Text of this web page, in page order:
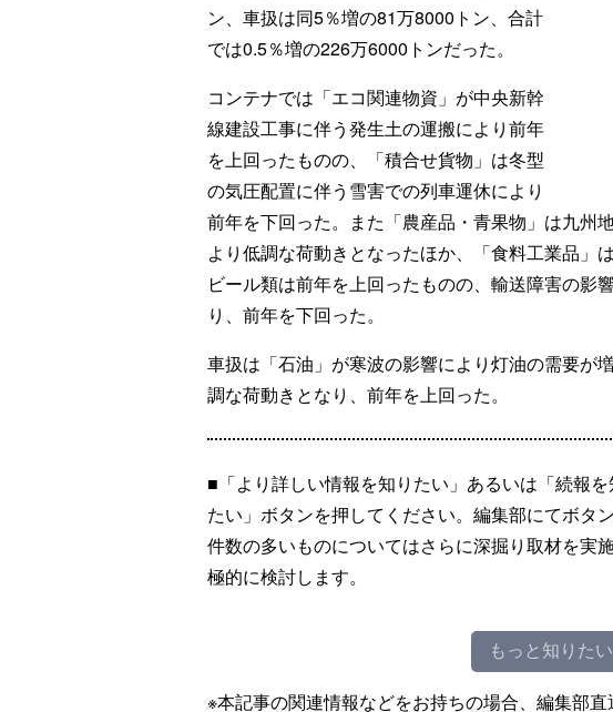
ン、車扱は同5％増の81万8000トン、合計
では0.5％増の226万6000トンだった。
コンテナでは「エコ関連物資」が中央新幹
線建設工事に伴う発生土の運搬により前年
を上回ったものの、「積合せ貨物」は冬型
の気圧配置に伴う雪害での列車運休により
前年を下回った。また「農産品・青果物」は九州
より低調な荷動きとなったほか、「食料工業品」
ビール類は前年を上回ったものの、輸送障害の影
り、前年を下回った。
車扱は「石油」が寒波の影響により灯油の需要が
調な荷動きとなり、前年を上回った。
■「より詳しい情報を知りたい」あるいは「続報
たい」ボタンを押してください。編集部にてボタ
件数の多いものについてはさらに深掘り取材を実
極的に検討します。
もっと知りたい
※本記事の関連情報などをお持ちの場合、編集部